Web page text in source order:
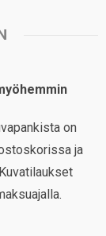
on
ja